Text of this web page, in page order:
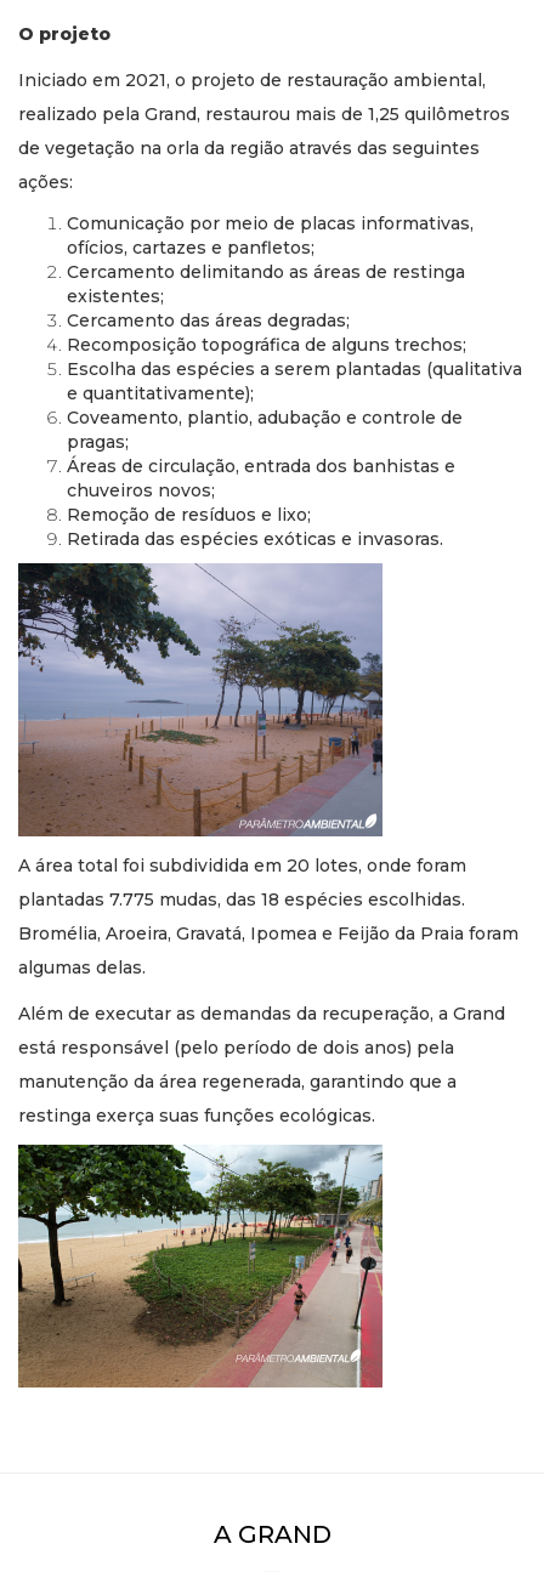
O projeto
Iniciado em 2021, o projeto de restauração ambiental,
realizado pela Grand, restaurou mais de 1,25 quilômetros
de vegetação na orla da região através das seguintes
ações:
Comunicação por meio de placas informativas,
ofícios, cartazes e panfletos;
Cercamento delimitando as áreas de restinga
existentes;
Cercamento das áreas degradas;
Recomposição topográfica de alguns trechos;
Escolha das espécies a serem plantadas (qualitativa
e quantitativamente);
Coveamento, plantio, adubação e controle de
pragas;
Áreas de circulação, entrada dos banhistas e
chuveiros novos;
Remoção de resíduos e lixo;
Retirada das espécies exóticas e invasoras.
A área total foi subdividida em 20 lotes, onde foram
plantadas 7.775 mudas, das 18 espécies escolhidas.
Bromélia, Aroeira, Gravatá, Ipomea e Feijão da Praia foram
algumas delas.
Além de executar as demandas da recuperação, a Grand
está responsável (pelo período de dois anos) pela
manutenção da área regenerada, garantindo que a
restinga exerça suas funções ecológicas.
A GRAND